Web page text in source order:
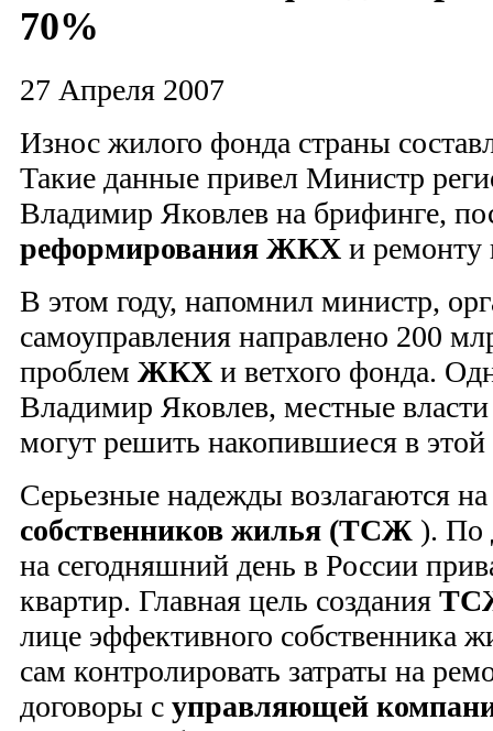
70%
27 Апреля 2007
Износ жилого фонда страны
Такие данные привел Министр
Владимир Яковлев на брифинге,
реформирования ЖКХ и ремонту
В этом году, напомнил министр,
самоуправления направлено 200
проблем ЖКХ и ветхого фонда.
Владимир Яковлев, местные власти
могут решить накопившиеся в
Серьезные надежды возлагаются
собственников жилья (ТСЖ ). По
на сегодняшний день в России
квартир. Главная цель создания
лице эффективного собственника
сам контролировать затраты на
договоры с управляющей